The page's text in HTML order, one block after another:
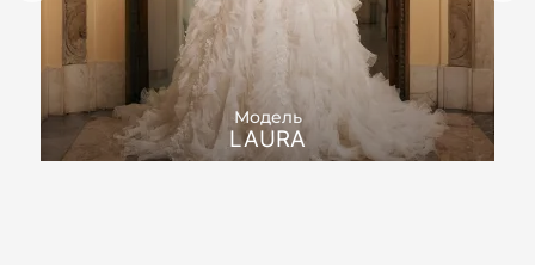
Модель
LAURA